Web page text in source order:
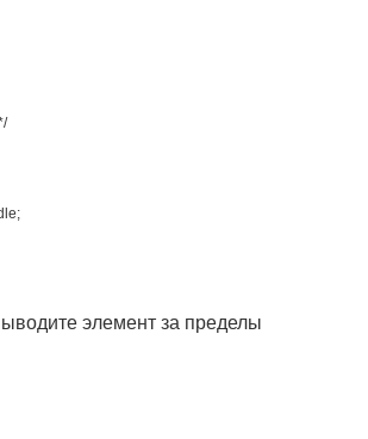
;
элемент за пределы